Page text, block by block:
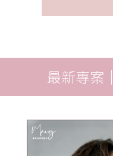
最新專案